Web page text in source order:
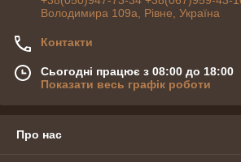
Володимира 109а, Рівне, Україна
Контакти
Сьогодні працює з 08:00 до 18:00
Показати весь графік роботи
Про нас